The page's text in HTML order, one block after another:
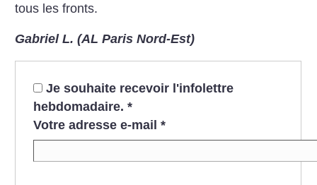
tous les fronts.
Gabriel L. (AL Paris Nord-Est)
Je souhaite recevoir l'infolettre
hebdomadaire. *
Votre adresse e-mail *